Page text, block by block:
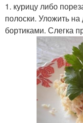
1. курицу либо
полоски. Уложить
бортиками. Слегка